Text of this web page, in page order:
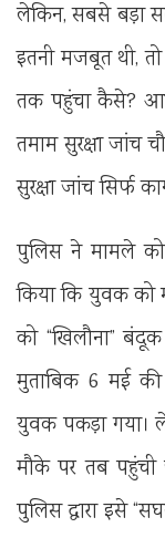
लेकिन, सबसे बड़ा
इतनी मजबूत थी,
तक पहुंचा कैसे?
तमाम सुरक्षा जांच
सुरक्षा जांच सिर्फ
पुलिस ने मामले
किया कि युवक को
को “खिलौना”
मुताबिक 6 मई की
युवक पकड़ा गया।
मौके पर तब
पुलिस द्वारा इसे